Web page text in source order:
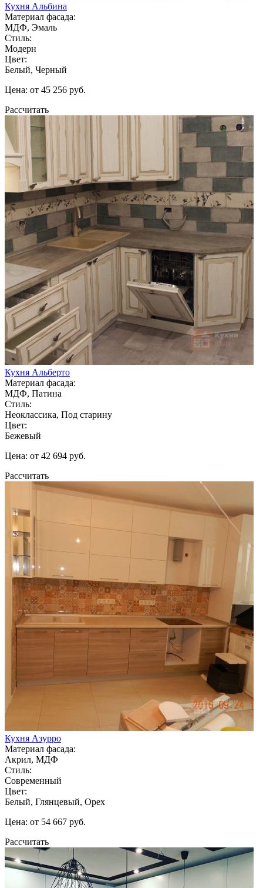
Кухня Альбина
Материал фасада:
МДФ, Эмаль
Стиль:
Модерн
Цвет:
Белый, Черный
Цена: от 45 256 руб.
Рассчитать
Кухня Альберто
Материал фасада:
МДФ, Патина
Стиль:
Неоклассика, Под старину
Цвет:
Бежевый
Цена: от 42 694 руб.
Рассчитать
Кухня Азурро
Материал фасада:
Акрил, МДФ
Стиль:
Современный
Цвет:
Белый, Глянцевый, Орех
Цена: от 54 667 руб.
Рассчитать